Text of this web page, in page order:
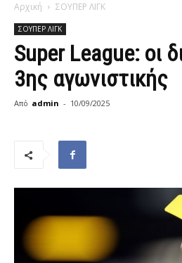
Αρχική ΣΟΥΠΕΡ ΛΙΓΚ
ΣΟΥΠΕΡ ΛΙΓΚ
Super League: οι
3ης αγωνιστικής
Από admin - 10/09/2025